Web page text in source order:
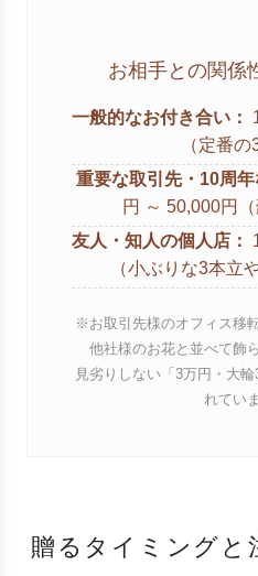
お相手との関係
一般的なお付き合い：
（定番の
重要な取引先・10周年
円 ～ 50,000円（
友人・知人の個人店：
（小ぶりな3本立
※お取引先様のオフィス移
他社様のお花と並べて飾
見劣りしない「3万円・大
れてい
贈るタイミングと